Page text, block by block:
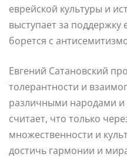
еврейской культуры и
выступает за поддержку
борется с
Евгений Сатановский
толерантности и
различными народами
считает, что только
множественности и
достичь гармонии и